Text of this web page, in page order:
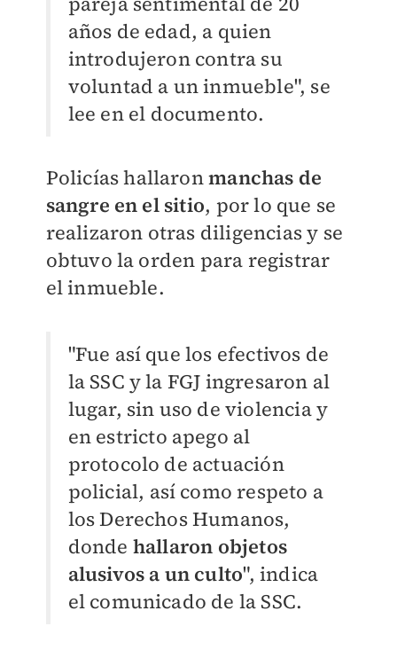
años de edad, a quien
introdujeron contra su
voluntad a un inmueble", se
lee en el documento.
Policías hallaronmanchas de
sangre en el sitio, por lo que se
realizaron otras diligencias y se
obtuvo la orden para registrar
el inmueble.
"Fue así que los efectivos de
la SSC y la FGJ ingresaron al
lugar, sin uso de violencia y
en estricto apego al
protocolo de actuación
policial, así como respeto a
los Derechos Humanos,
donde hallaron objetos
alusivos a un culto", indica
el comunicado de la SSC.